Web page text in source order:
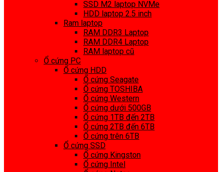
SSD M2 laptop NVMe
HDD laptop 2.5 inch
Ram laptop
RAM DDR3 Laptop
RAM DDR4 Laptop
RAM laptop cũ
Ổ cứng PC
Ổ cứng HDD
Ổ cứng Seagate
Ổ cứng TOSHIBA
Ổ cứng Western
Ổ cứng dưới 500GB
Ổ cứng 1TB đến 2TB
Ổ cứng 2TB đến 6TB
Ổ cứng trên 6TB
Ổ cứng SSD
Ổ cứng Kingston
Ổ cứng Intel